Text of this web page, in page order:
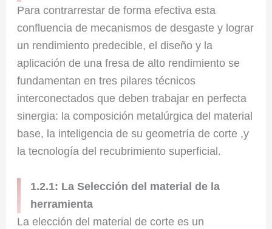
Para contrarrestar de forma efectiva esta
confluencia de mecanismos de desgaste y lograr
un rendimiento predecible, el diseño y la
aplicación de una fresa de alto rendimiento se
fundamentan en tres pilares técnicos
interconectados que deben trabajar en perfecta
sinergia: la composición metalúrgica del material
base, la inteligencia de su geometría de corte ,y
la tecnología del recubrimiento superficial.
1.2.1: La Selección del material de la
herramienta
La elección del material de corte es un